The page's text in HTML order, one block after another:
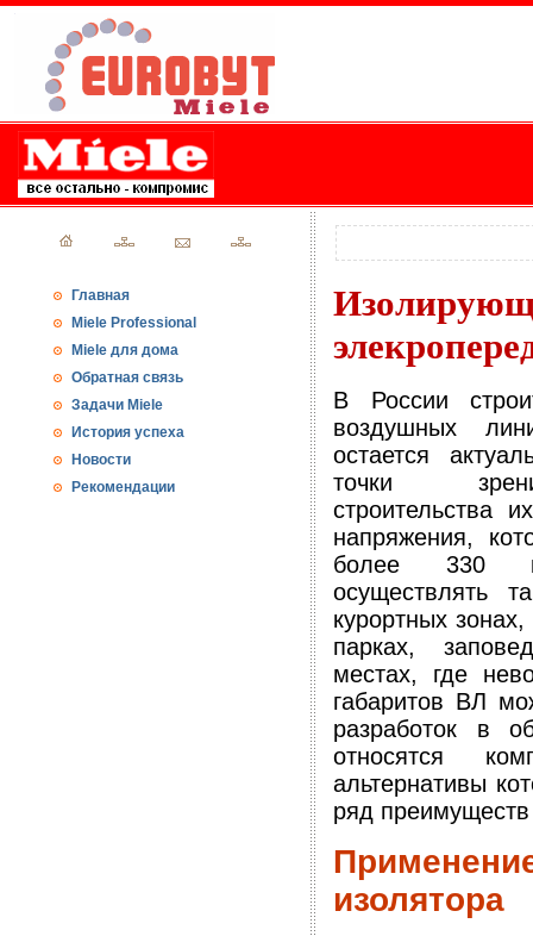
Главная
Miele Professional
Miele для дома
Обратная связь
Задачи Miele
История успеха
Новости
Рекомендации
В России
воздушных
остается
точки
строительства
напряжения,
более 330
осуществлять
курортных
парках,
местах, где
габаритов ВЛ
разработок в
относятся
альтернативы
ряд
изолятора